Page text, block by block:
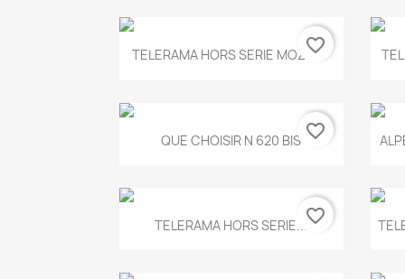
Aperçu rapide
TELERAMA HORS SERIE MOZART
favorite_border
Aperçu rapide
QUE CHOISIR N 620 BIS favorite_border
Aperçu rapide
TELERAMA HORS SERIE...favorite_border